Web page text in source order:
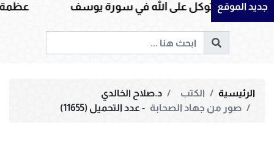
جديد الموقععلى الله في سورة يوسف عظمة القرآن
الرئيسية الكتب
د.صلاح الخالدي
صور من جهاد الصحابة - عدد التحميل (11655)